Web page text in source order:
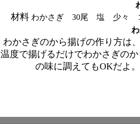
材料 わかさぎ 30尾 塩 少
わかさぎのから揚げの作り方は
温度で揚げるだけでわかさぎの
の味に調えてもOKだよ